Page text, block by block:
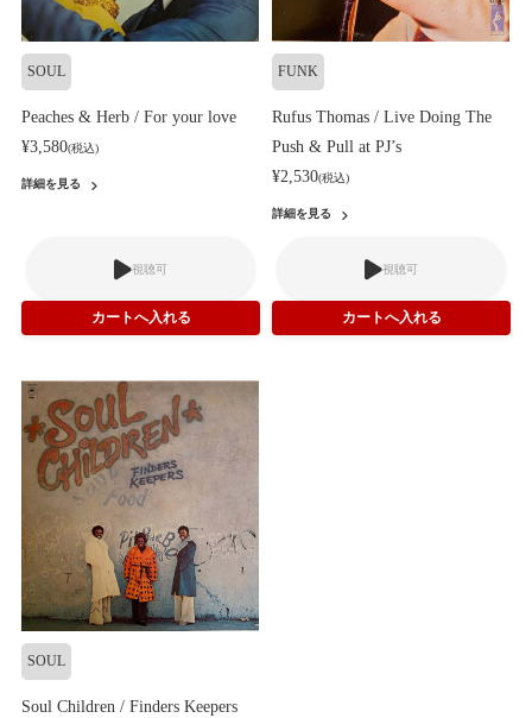
SOUL
Peaches & Herb / For your love
¥3,580(税込)
詳細を見る
視聴可
FUNK
Rufus Thomas / Live Doing The
Push & Pull at PJ’s
¥2,530(税込)
詳細を見る
視聴可
SOUL
Soul Children / Finders Keepers